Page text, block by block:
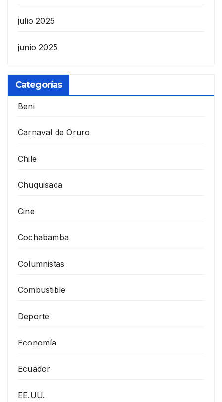
julio 2025
junio 2025
Categorías
Beni
Carnaval de Oruro
Chile
Chuquisaca
Cine
Cochabamba
Columnistas
Combustible
Deporte
Economía
Ecuador
EE.UU.